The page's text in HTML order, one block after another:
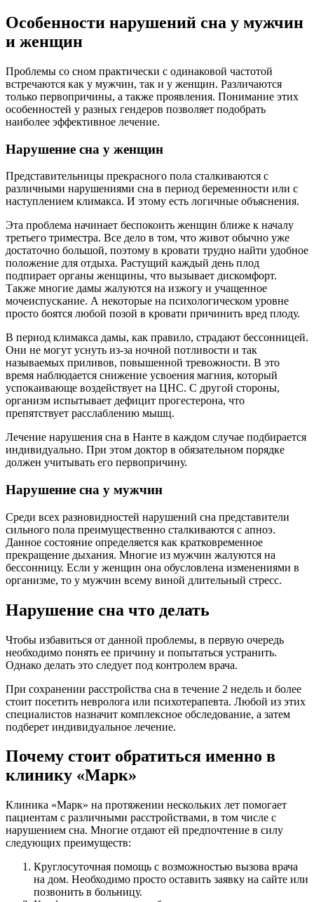
Особенности нарушений сна у мужчин
и женщин
Проблемы со сном практически с одинаковой частотой
встречаются как у мужчин, так и у женщин. Различаются
только первопричины, а также проявления. Понимание этих
особенностей у разных гендеров позволяет подобрать
наиболее эффективное лечение.
Нарушение сна у женщин
Представительницы прекрасного пола сталкиваются с
различными нарушениями сна в период беременности или с
наступлением климакса. И этому есть логичные объяснения.
Эта проблема начинает беспокоить женщин ближе к началу
третьего триместра. Все дело в том, что живот обычно уже
достаточно большой, поэтому в кровати трудно найти удобное
положение для отдыха. Растущий каждый день плод
подпирает органы женщины, что вызывает дискомфорт.
Также многие дамы жалуются на изжогу и учащенное
мочеиспускание. А некоторые на психологическом уровне
просто боятся любой позой в кровати причинить вред плоду.
В период климакса дамы, как правило, страдают бессонницей.
Они не могут уснуть из-за ночной потливости и так
называемых приливов, повышенной тревожности. В это
время наблюдается снижение усвоения магния, который
успокаивающе воздействует на ЦНС. С другой стороны,
организм испытывает дефицит прогестерона, что
препятствует расслаблению мышц.
Лечение нарушения сна в Нанте в каждом случае подбирается
индивидуально. При этом доктор в обязательном порядке
должен учитывать его первопричину.
Нарушение сна у мужчин
Среди всех разновидностей нарушений сна представители
сильного пола преимущественно сталкиваются с апноэ.
Данное состояние определяется как кратковременное
прекращение дыхания. Многие из мужчин жалуются на
бессонницу. Если у женщин она обусловлена изменениями в
организме, то у мужчин всему виной длительный стресс.
Нарушение сна что делать
Чтобы избавиться от данной проблемы, в первую очередь
необходимо понять ее причину и попытаться устранить.
Однако делать это следует под контролем врача.
При сохранении расстройства сна в течение 2 недель и более
стоит посетить невролога или психотерапевта. Любой из этих
специалистов назначит комплексное обследование, а затем
подберет индивидуальное лечение.
Почему стоит обратиться именно в
клинику «Марк»
Клиника «Марк» на протяжении нескольких лет помогает
пациентам с различными расстройствами, в том числе с
нарушением сна. Многие отдают ей предпочтение в силу
следующих преимуществ:
Круглосуточная помощь с возможностью вызова врача
на дом. Необходимо просто оставить заявку на сайте или
позвонить в больницу.